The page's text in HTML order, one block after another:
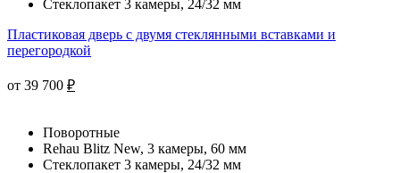
Стеклопакет 3 камеры, 24/32 мм
Пластиковая дверь с двумя стеклянными вставками и
перегородкой
от 39 700 ₽
Поворотные
Rehau Blitz New, 3 камеры, 60 мм
Стеклопакет 3 камеры, 24/32 мм